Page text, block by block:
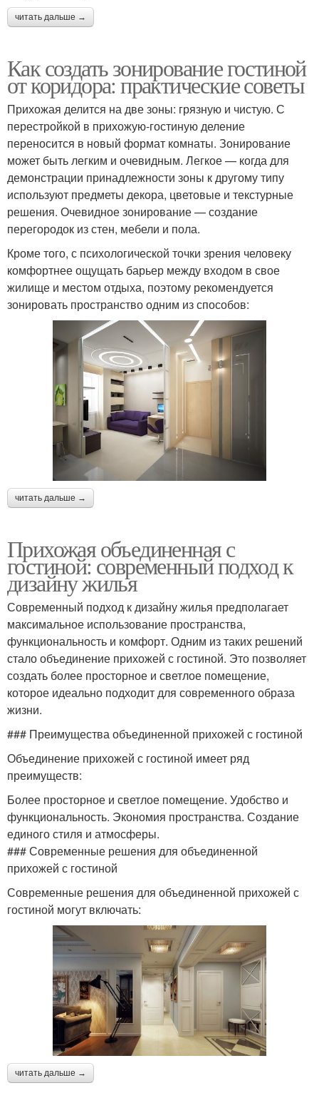
читать дальше →
Как создать зонирование гостиной
от коридора: практические советы
Прихожая делится на две зоны: грязную и чистую. С
перестройкой в прихожую-гостиную деление
переносится в новый формат комнаты. Зонирование
может быть легким и очевидным. Легкое — когда для
демонстрации принадлежности зоны к другому типу
используют предметы декора, цветовые и текстурные
решения. Очевидное зонирование — создание
перегородок из стен, мебели и пола.
Кроме того, с психологической точки зрения человеку
комфортнее ощущать барьер между входом в свое
жилище и местом отдыха, поэтому рекомендуется
зонировать пространство одним из способов:
читать дальше →
Прихожая объединенная с
гостиной: современный подход к
дизайну жилья
Современный подход к дизайну жилья предполагает
максимальное использование пространства,
функциональность и комфорт. Одним из таких решений
стало объединение прихожей с гостиной. Это позволяет
создать более просторное и светлое помещение,
которое идеально подходит для современного образа
жизни.
### Преимущества объединенной прихожей с гостиной
Объединение прихожей с гостиной имеет ряд
преимуществ:
Более просторное и светлое помещение. Удобство и
функциональность. Экономия пространства. Создание
единого стиля и атмосферы.
### Современные решения для объединенной
прихожей с гостиной
Современные решения для объединенной прихожей с
гостиной могут включать:
читать дальше →